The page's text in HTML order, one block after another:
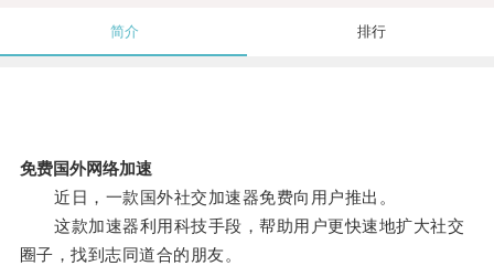
简介 排行
免费国外网络加速
近日，一款国外社交加速器免费向用户推出。
这款加速器利用科技手段，帮助用户更快速地扩大社交
圈子，找到志同道合的朋友。